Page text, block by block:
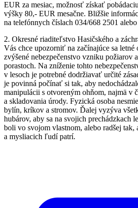
EUR za mesiac, možnosť získať
výšky 80,- EUR mesačne. Bližšie
na telefónnych číslach 034/668 2501
2. Okresné riaditeľstvo Hasičského a
Vás chce upozorniť na začínajúce sa letné
zvýšené nebezpečenstvo vzniku požiarov
porastoch. Na zníženie tohto
v lesoch je potrebné dodržiavať určité
je povinná počínať si tak, aby
manipulácii s otvoreným ohňom, najmä v
a skladovania úrody. Fyzická osoba
bylín, kríkov a stromov. Ďalej vyzýva
hubárov, aby sa na svojich prechádzkach
boli vo svojom vlastnom, alebo radšej tak,
a mysliacich ľudí patrí.